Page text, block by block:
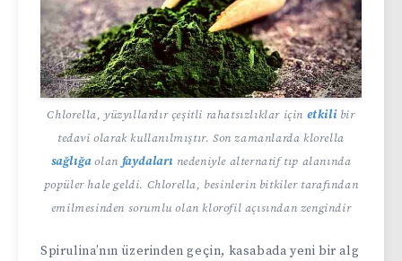
Chlorella, yüzyıllardır çeşitli rahatsızlıklar için etkilibir
tedavi olarak kullanılmıştır. Son zamanlarda klorella
sağlığaolan faydaları nedeniyle alternatif tıp alanında
popüler hale geldi. Chlorella, besinlerin bitkiler tarafından
emilmesinden sorumlu olan klorofil açısından zengindir
Spirulina’nın üzerinden geçin, kasabada yeni bir alg